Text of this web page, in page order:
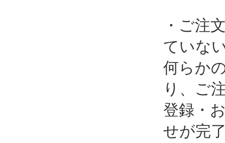
・ご注
ていな
何らか
り、ご
登録・
せが完